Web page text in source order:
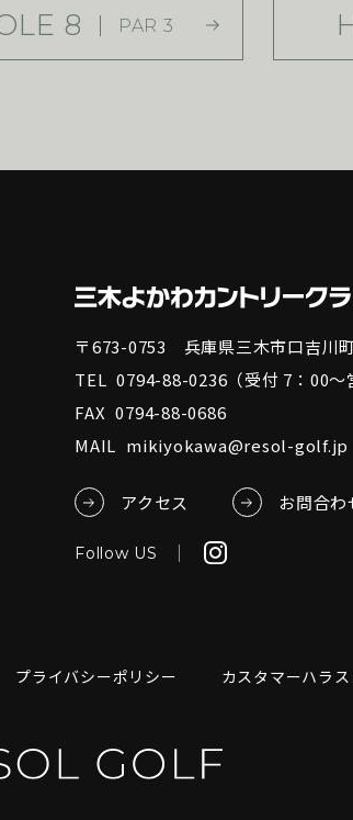
8 PAR 3
〒673-0753 兵庫県三木市口吉川
TEL 0794-88-0236 （受付 7：00
FAX 0794-88-0686
MAIL mikiyokawa@resol-golf.jp
アクセス お問合わ
Follow US
プライバシーポリシー カスタマーハラ